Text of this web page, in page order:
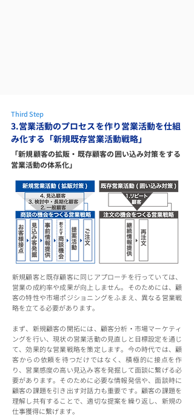
Third Step
3.営業活動のプロセスを作り営業活動を仕組
み化する「新規既存営業活動戦略」
「新規顧客の拡販・既存顧客の囲い込み対策をする
営業活動の体系化」
新規顧客と既存顧客に同じアプローチを行っていては、
営業の成約率や成果が向上しません。そのためには、顧
客の特性や市場ポジショニングをふまえ、異なる営業戦
略を立てる必要があります。
まず、新規顧客の開拓には、顧客分析・市場マーケティ
ングを行い、現状の営業活動の見直しと目標設定を通じ
て、効果的な営業戦略を策定します。今の時代では、顧
客からの依頼を待つだけではなく、積極的に接点を作
り、営業感度の高い見込み客を発掘して面談に繋げる必
要があります。そのために必要な情報発信や、面談時に
顧客の課題を引き出す対話力も重要です。顧客の課題を
理解し共有することで、適切な提案を繰り返し、新規の
仕事獲得に繋げます。